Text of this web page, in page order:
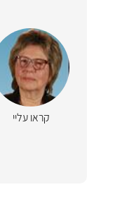
קראו עליי